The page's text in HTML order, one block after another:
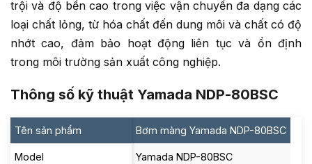
trội và độ bền cao trong việc vận chuyển đa dạng các
loại chất lỏng, từ hóa chất đến dung môi và chất có độ
nhớt cao, đảm bảo hoạt động liên tục và ổn định
trong môi trường sản xuất công nghiệp.
Thông số kỹ thuật Yamada NDP-80BSC
Tên sản phẩm Bơm màng Yamada NDP-80BSC
Model Yamada NDP-80BSC